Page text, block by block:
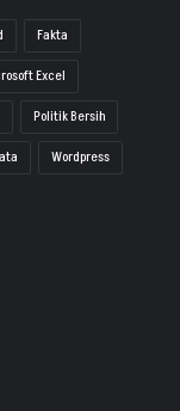
Fakta
Excel
Politik Bersih
Wordpress